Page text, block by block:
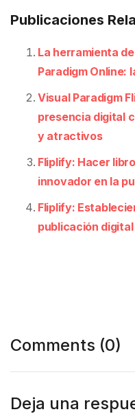
Publicaciones
La herramienta
Paradigm Online:
Visual Paradigm
presencia digital
y atractivos
Fliplify: Hacer
innovador en la
Fliplify:
publicación digital
Comments (0)
Deja una